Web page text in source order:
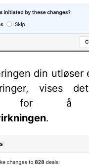
din utløser
vises
for å
.